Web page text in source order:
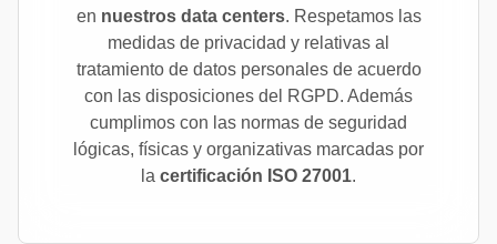
en nuestros data centers. Respetamos las
medidas de privacidad y relativas al
tratamiento de datos personales de acuerdo
con las disposiciones del RGPD. Además
cumplimos con las normas de seguridad
lógicas, físicas y organizativas marcadas por
la certificación ISO 27001.